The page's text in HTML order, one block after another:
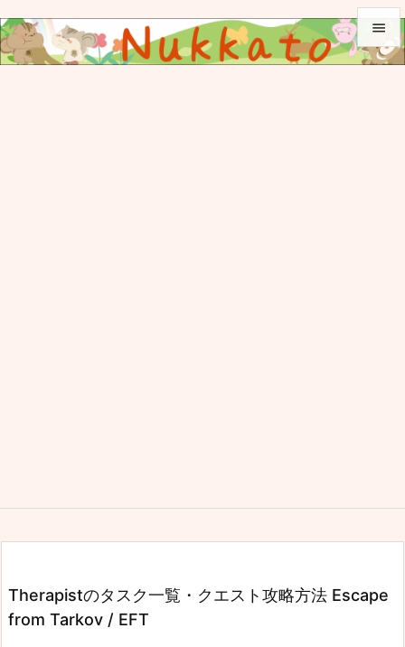


Therapistのタスク一覧・クエスト攻略方法 Escape
from Tarkov / EFT